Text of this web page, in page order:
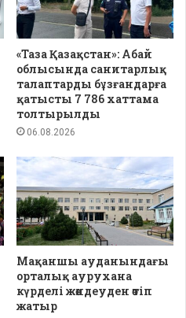
«Таза Қазақстан»: Абай
облысында санитарлық
талаптарды бұзғандарға
қатысты 7 786 хаттама
толтырылды
06.08.2026
Мақаншы ауданындағы
орталық аурухана
күрделі жөндеуден өтіп
жатыр